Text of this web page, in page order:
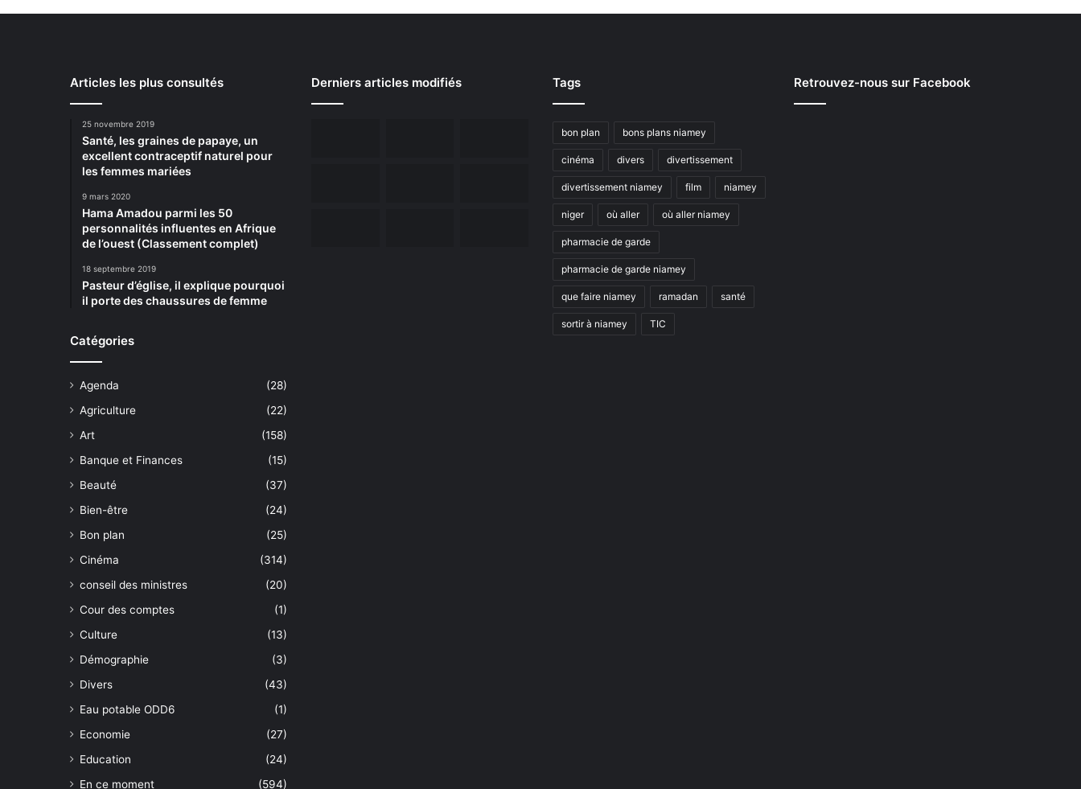
Articles les plus consultés
25 novembre 2019
Santé, les graines de papaye, un
excellent contraceptif naturel pour
les femmes mariées
9 mars 2020
Hama Amadou parmi les 50
personnalités influentes en Afrique
de l’ouest (Classement complet)
18 septembre 2019
Pasteur d’église, il explique pourquoi
il porte des chaussures de femme
Catégories
Agenda
(28)
Agriculture
(22)
Art
(158)
Banque et Finances
(15)
Beauté
(37)
Bien-être
(24)
Bon plan
(25)
Cinéma
(314)
conseil des ministres
(20)
Cour des comptes
(1)
Culture
(13)
Démographie
(3)
Divers
(43)
Eau potable ODD6
(1)
Economie
(27)
Education
(24)
En ce moment
(594)
Derniers articles modifiés Tags
bon plan bons plans niamey
cinéma divers divertissement
divertissement niamey film niamey
niger où aller où aller niamey
pharmacie de garde
pharmacie de garde niamey
que faire niamey ramadan santé
sortir à niamey TIC
Retrouvez-nous sur Facebook